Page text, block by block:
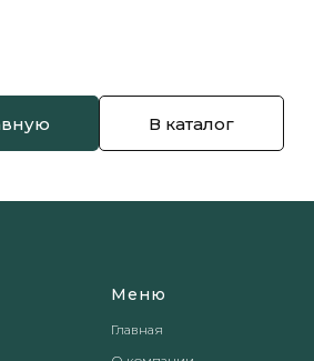
В каталог
Меню
Главная